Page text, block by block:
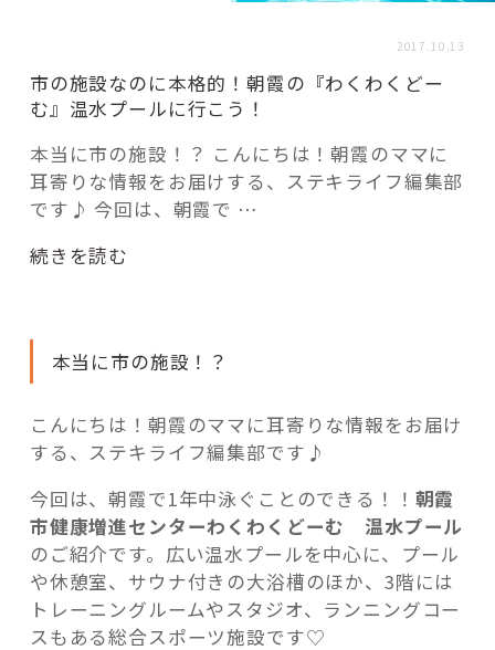
「モノ」
fleXe リノベ事例
「ひと」
コーディネーター紹介
これからの暮らし 住み替え相談
記事検索
2017.10.13
市の施設なのに本格的！朝霞の『わくわくどー
む』温水プールに行こう！
本当に市の施設！？ こんにちは！朝霞のママに
耳寄りな情報をお届けする、ステキライフ編集部
です♪ 今回は、朝霞で …
“市
設
の
に
本
的！
朝
霞
の
『わ
く
続きを読む
本当に市の施設！？
こんにちは！朝霞のママに耳寄りな情報をお届け
する、ステキライフ編集部です♪
今回は、朝霞で1年中泳ぐことのできる！！ 朝霞
市健康増進センターわくわくどーむ 温水プール
のご紹介です。広い温水プールを中心に、プール
や休憩室、サウナ付きの大浴槽のほか、3階には
トレーニングルームやスタジオ、ランニングコー
スもある総合スポーツ施設です♡